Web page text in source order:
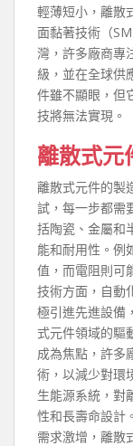
輕薄短小，離散
面黏著技術（
灣，許多廠商專
級，並在全球供
件雖不顯眼，但
技將無法實現。
離散式元
離散式元件的製
試，每一步都需
括陶瓷、金屬和
能和耐用性。例
值，而電阻則可
技術方面，自動
極引進先進設備
式元件領域的驅
成為焦點，許多
術，以減少對環
生能源系統，對
性和長壽命設計
需求激增，離散